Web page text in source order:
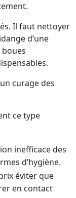
Il faut nettoyer
d’une
curage des
ce type
inefficace des
d’hygiène.
éviter que
en contact